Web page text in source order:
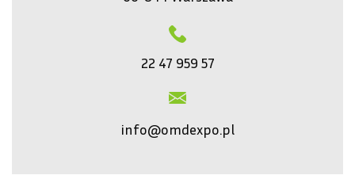
22 47 959 57
info@omdexpo.pl